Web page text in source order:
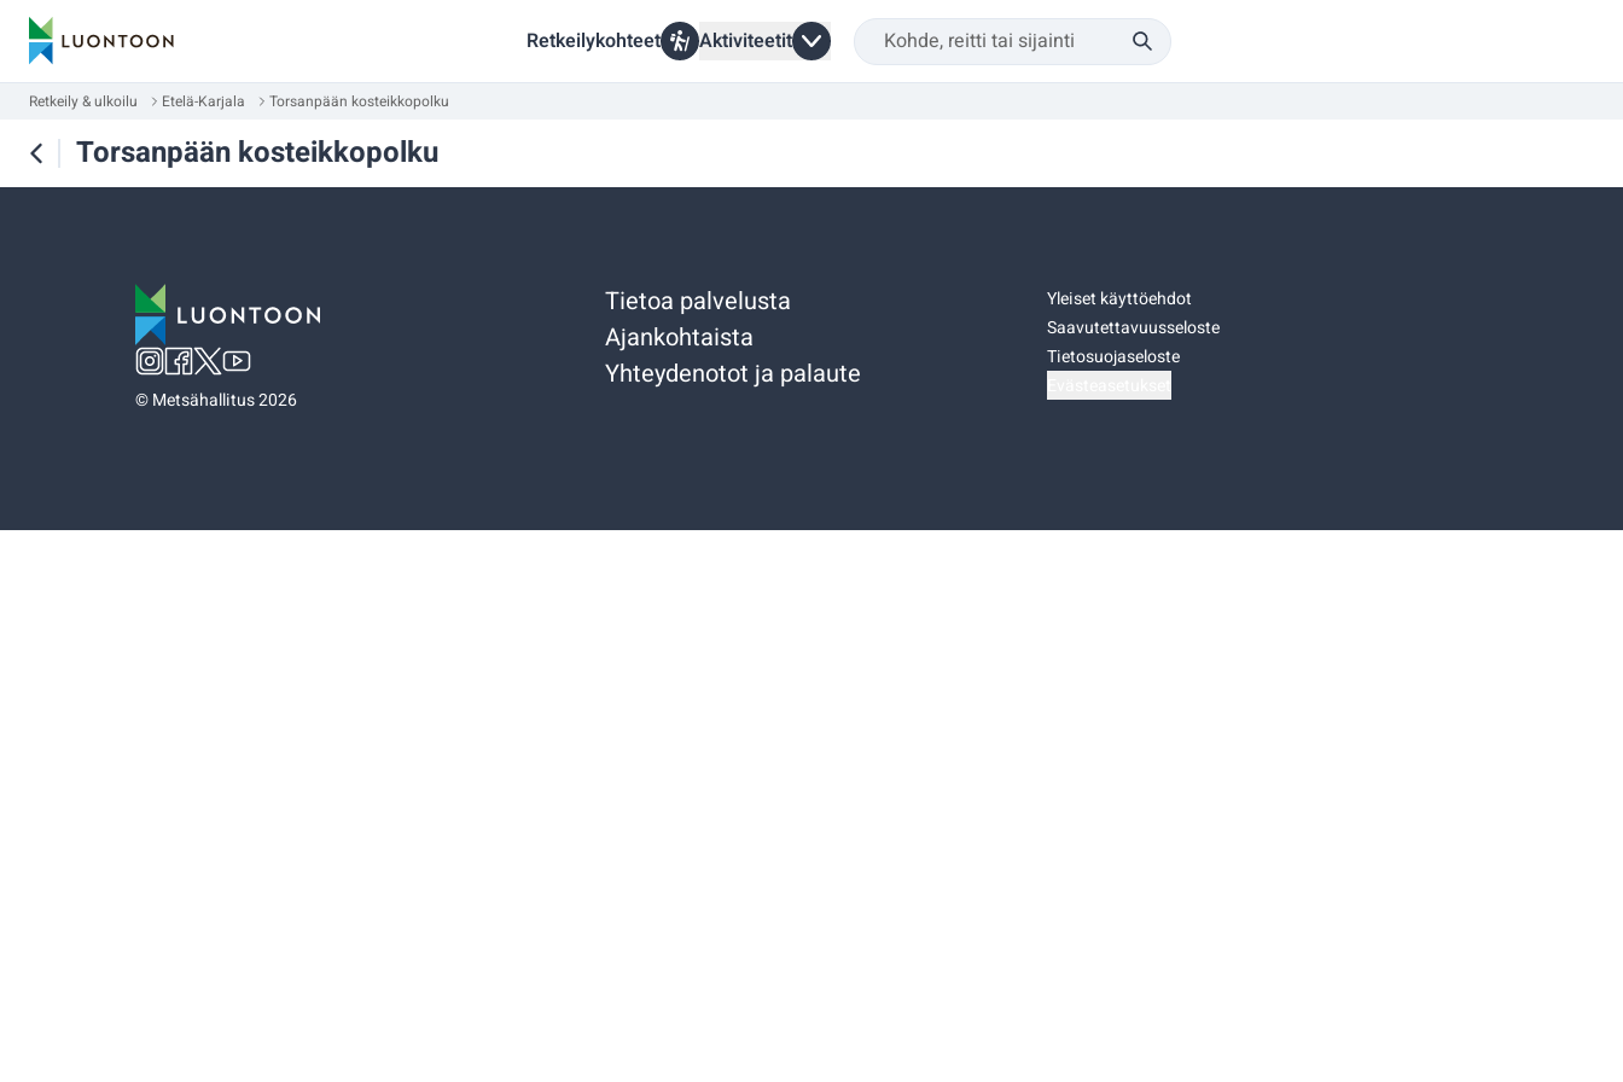
Retkeilykohteet Aktiviteetit
Retkeily & ulkoilu Etelä-Karjala Torsanpään kosteikkopolku
Torsanpään kosteikkopolku
©Metsähallitus 2026
Tietoa palvelusta
Ajankohtaista
Yhteydenotot ja palaute
Yleiset käyttöehdot
Saavutettavuusseloste
Tietosuojaseloste